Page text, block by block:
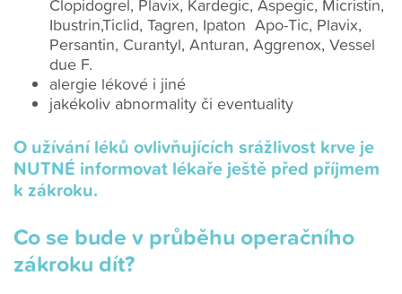
Clopidogrel, Plavix, Kardegic, Aspegic, Micristin,
Ibustrin,Ticlid, Tagren, Ipaton Apo-Tic, Plavix,
Persantin, Curantyl, Anturan, Aggrenox, Vessel
due F.
alergie lékové i jiné
jakékoliv abnormality či eventuality
O užívání léků ovlivňujících srážlivost krve je
NUTNÉ informovat lékaře ještě před příjmem
k zákroku.
Co se bude v průběhu operačního
zákroku dít?